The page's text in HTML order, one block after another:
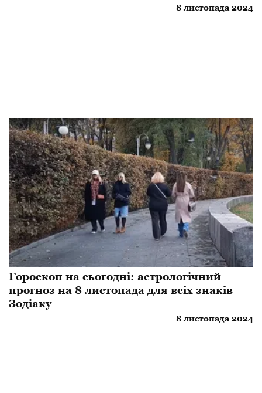
8 листопада 2024
Гороскоп на сьогодні: астрологічний
прогноз на 8 листопада для всіх знаків
Зодіаку
8 листопада 2024